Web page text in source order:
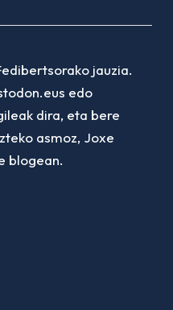
jauzia.
edo
dira, eta bere
asmoz, Joxe
blogean.